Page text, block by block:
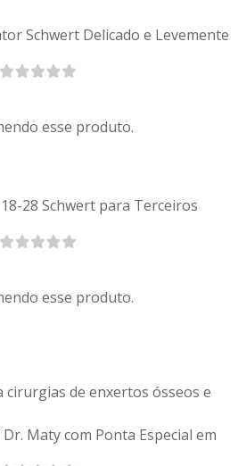
Schwert Delicado e Levemente
esse produto.
28 Schwert para Terceiros
esse produto.
cirurgias de enxertos ósseos e
Maty com Ponta Especial em